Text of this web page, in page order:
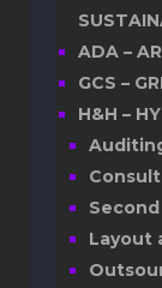
ADA –
GCS –
H&H –
Layout